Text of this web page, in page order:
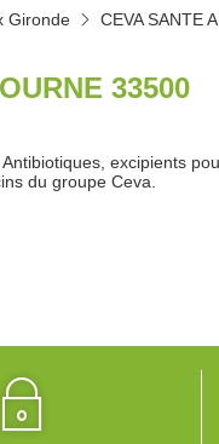
Gironde CEVA SANTE
33500
excipients
du groupe Ceva.